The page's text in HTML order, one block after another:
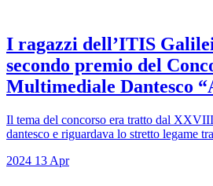
I ragazzi dell’ITIS
secondo premio del
Multimediale Dantesco
Il tema del concorso era tratto dal
dantesco e riguardava lo stretto legame
2024 13 Apr